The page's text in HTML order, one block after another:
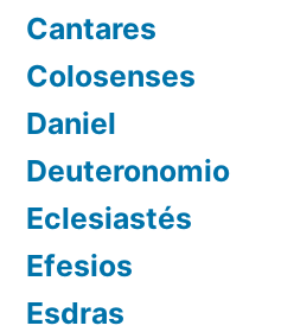
Cantares
Colosenses
Daniel
Deuteronomio
Eclesiastés
Efesios
Esdras